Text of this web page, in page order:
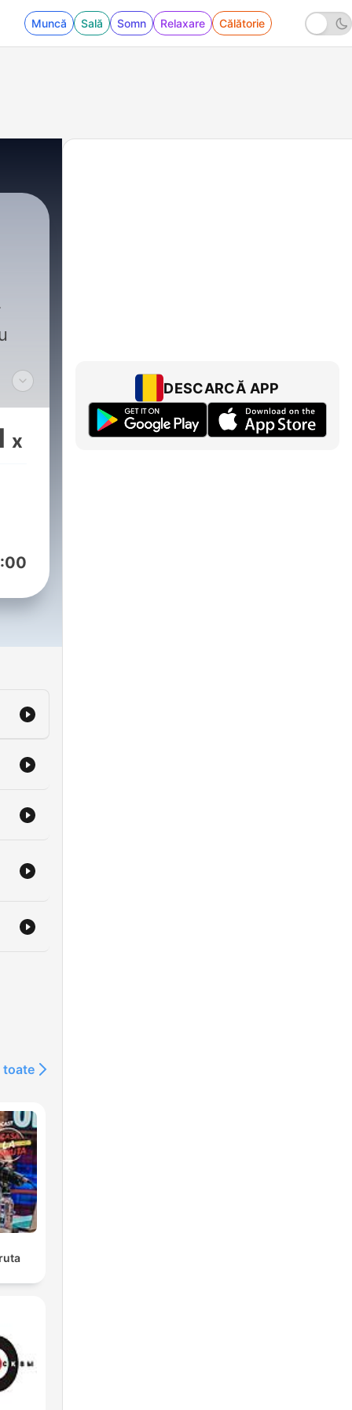
Muncă Sală Somn Relaxare Călătorie
x
toate
DESCARCĂ APP